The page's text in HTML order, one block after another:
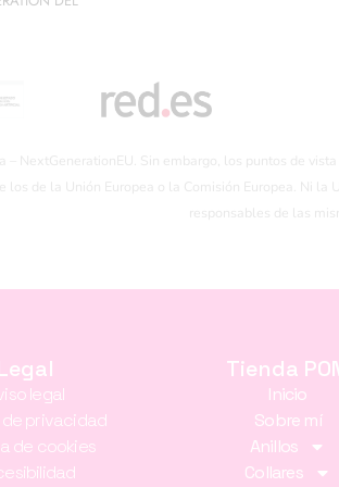
– NextGenerationEU. Sin embargo, los puntos de
de la Unión Europea o la Comisión Europea. Ni la
responsables de las
legal
privacidad
de cookies
Tienda
Inicio
Sobre mí
Anillos
Collares